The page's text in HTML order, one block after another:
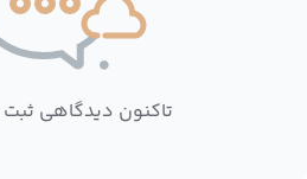
تاکنون دیدگاهی